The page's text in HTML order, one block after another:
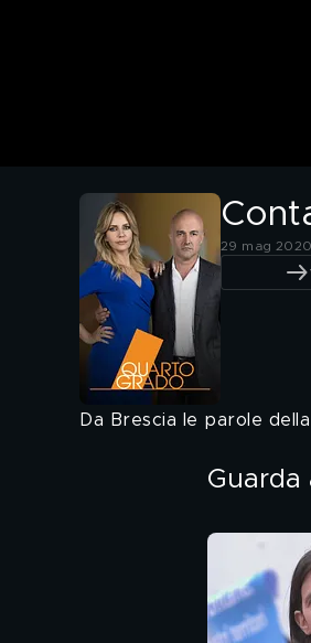
29 mag
Da Brescia le parole
Guarda